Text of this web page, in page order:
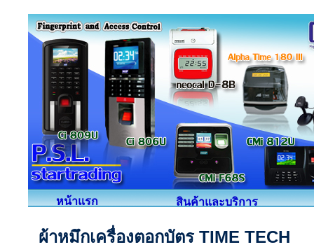
หน้าแรก สินค้าและบริการ
ผ้าหมึกเครื่องตอกบัตร TIME TECH